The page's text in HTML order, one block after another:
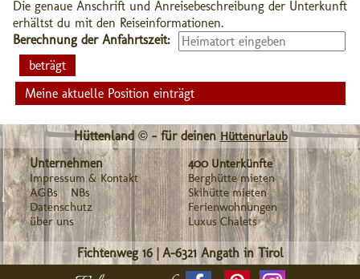
Die genaue Anschrift und Anreisebeschreibung der Unterkunft
erhältst du mit den Reiseinformationen.
Berechnung der Anfahrtszeit:
Meine aktuelle Position einträgt
Hüttenland © - für deinen Hüttenurlaub
Unternehmen
Impressum & Kontakt
AGBs
NBs
Datenschutz
über uns
400 Unterkünfte
Berghütte mieten
Skihütte mieten
Ferienwohnungen
Luxus Chalets
Fichtenweg 16|A-6321 Angath in Tirol